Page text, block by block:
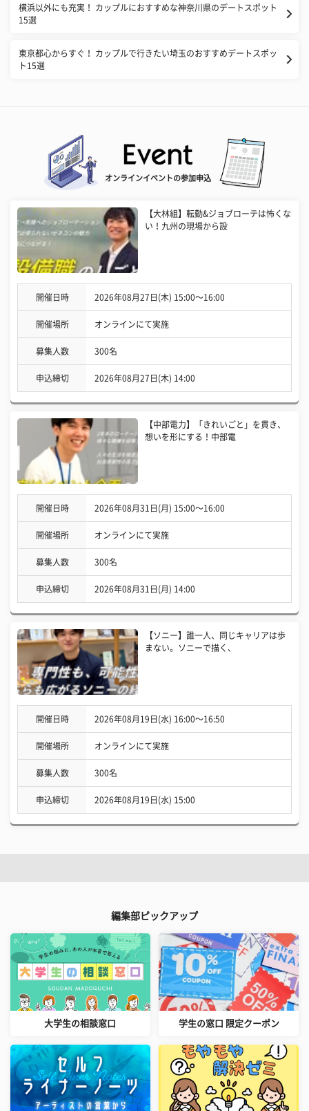
横浜以外にも充実！ カップルにおすすめな神奈川県のデートスポット
15選
東京都心からすぐ！ カップルで行きたい埼玉のおすすめデートスポッ
ト15選
オンラインイベントの参加申込
【大林組】転勤&ジョブローテは怖くな
い！九州の現場から設
開催日時 2026年08月27日(木) 15:00〜16:00
開催場所 オンラインにて実施
募集人数 300名
申込締切 2026年08月27日(木) 14:00
【中部電力】「きれいごと」を貫き、
想いを形にする！中部電
開催日時 2026年08月31日(月) 15:00〜16:00
開催場所 オンラインにて実施
募集人数 300名
申込締切 2026年08月31日(月) 14:00
【ソニー】誰一人、同じキャリアは歩
まない。ソニーで描く、
開催日時 2026年08月19日(水) 16:00〜16:50
開催場所 オンラインにて実施
募集人数 300名
申込締切 2026年08月19日(水) 15:00
編集部ピックアップ
大学生の相談窓口 学生の窓口 限定クーポン